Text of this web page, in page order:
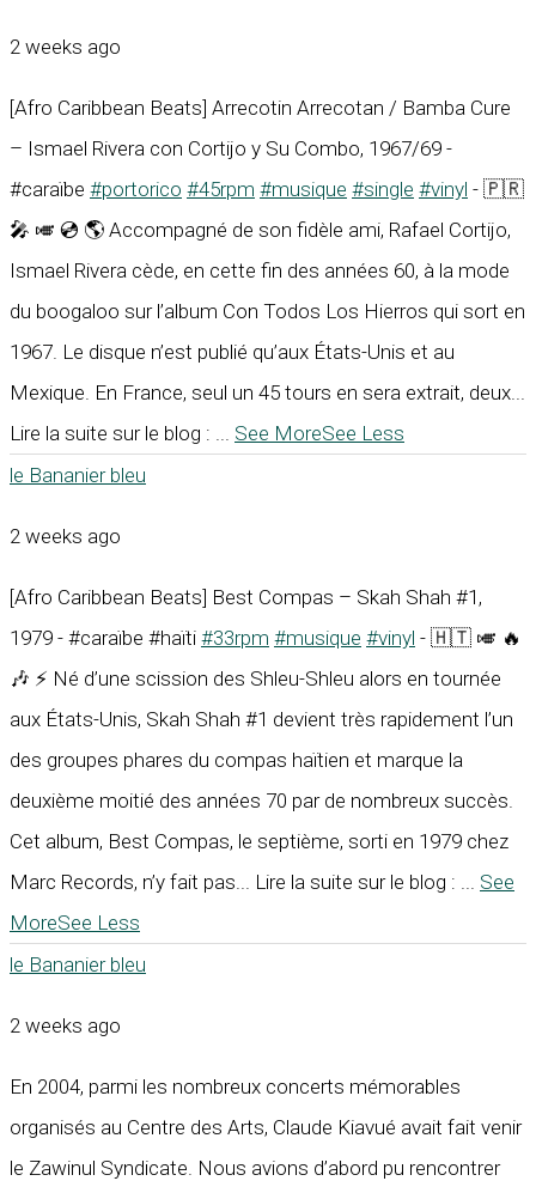
2 weeks ago
[Afro Caribbean Beats] Arrecotin Arrecotan / Bamba Cure
– Ismael Rivera con Cortijo y Su Combo, 1967/69 -
#caraïbe #portorico #45rpm #musique #single #vinyl - 🇵🇷
🎤 🎺 💿 🌎 Accompagné de son fidèle ami, Rafael Cortijo,
Ismael Rivera cède, en cette fin des années 60, à la mode
du boogaloo sur l’album Con Todos Los Hierros qui sort en
1967. Le disque n’est publié qu’aux États-Unis et au
Mexique. En France, seul un 45 tours en sera extrait, deux...
Lire la suite sur le blog : ... See MoreSee Less
le Bananier bleu
2 weeks ago
[Afro Caribbean Beats] Best Compas – Skah Shah #1,
1979 - #caraïbe #haïti #33rpm #musique #vinyl - 🇭🇹 🎺 🔥
🎶 ⚡ Né d’une scission des Shleu-Shleu alors en tournée
aux États-Unis, Skah Shah #1 devient très rapidement l’un
des groupes phares du compas haïtien et marque la
deuxième moitié des années 70 par de nombreux succès.
Cet album, Best Compas, le septième, sorti en 1979 chez
Marc Records, n’y fait pas... Lire la suite sur le blog : ... See
MoreSee Less
le Bananier bleu
2 weeks ago
En 2004, parmi les nombreux concerts mémorables
organisés au Centre des Arts, Claude Kiavué avait fait venir
le Zawinul Syndicate. Nous avions d’abord pu rencontrer